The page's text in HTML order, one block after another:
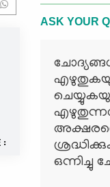
:
ASK YOUR
ഒന്നിച്ചു